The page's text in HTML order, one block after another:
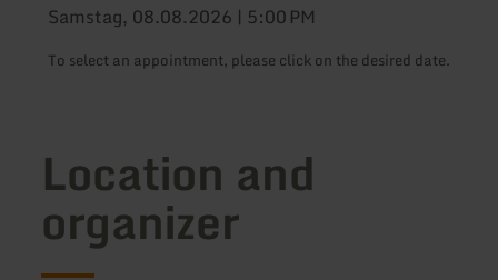
Samstag, 08.08.2026 | 5:00 PM
To select an appointment, please click on the desired date.
Location and
organizer